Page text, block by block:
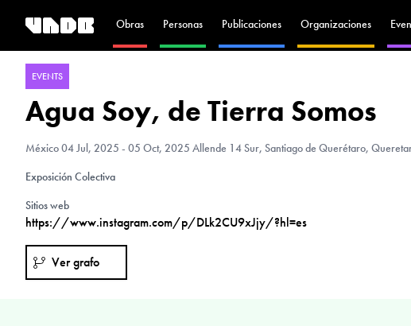
Obras Personas Publicaciones Organizaciones
EVENTS
Agua Soy, de Tierra Somos
México04 Jul, 2025 - 05 Oct, 2025 Allende 14 Sur, Santiago de Querétaro,
Exposición Colectiva
Sitios web
https://www.instagram.com/p/DLk2CU9xJjy/?hl=es
Ver grafo